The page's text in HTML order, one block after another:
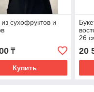
из сухофруктов и
₸
Купить
26
20